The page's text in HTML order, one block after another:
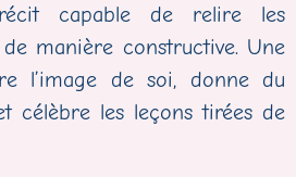
capable de relire les
manière constructive. Une
l’image de soi, donne du
célèbre les leçons tirées de